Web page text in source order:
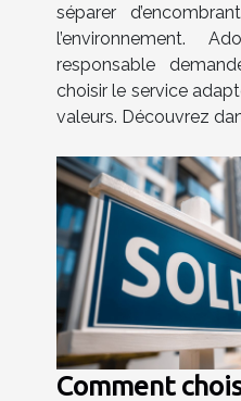
séparer
l’environnement.
responsable
choisir le service
valeurs. Découvrez
Comment